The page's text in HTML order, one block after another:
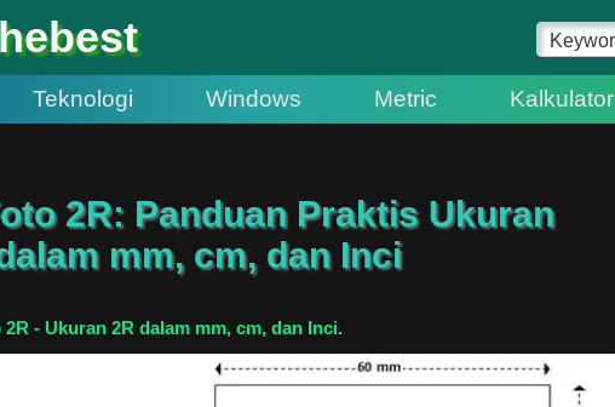
Teknologi Windows Metric Kalkulator
2R: Panduan Praktis Ukuran
mm, cm, dan Inci
- Ukuran 2R dalam mm, cm, dan Inci.